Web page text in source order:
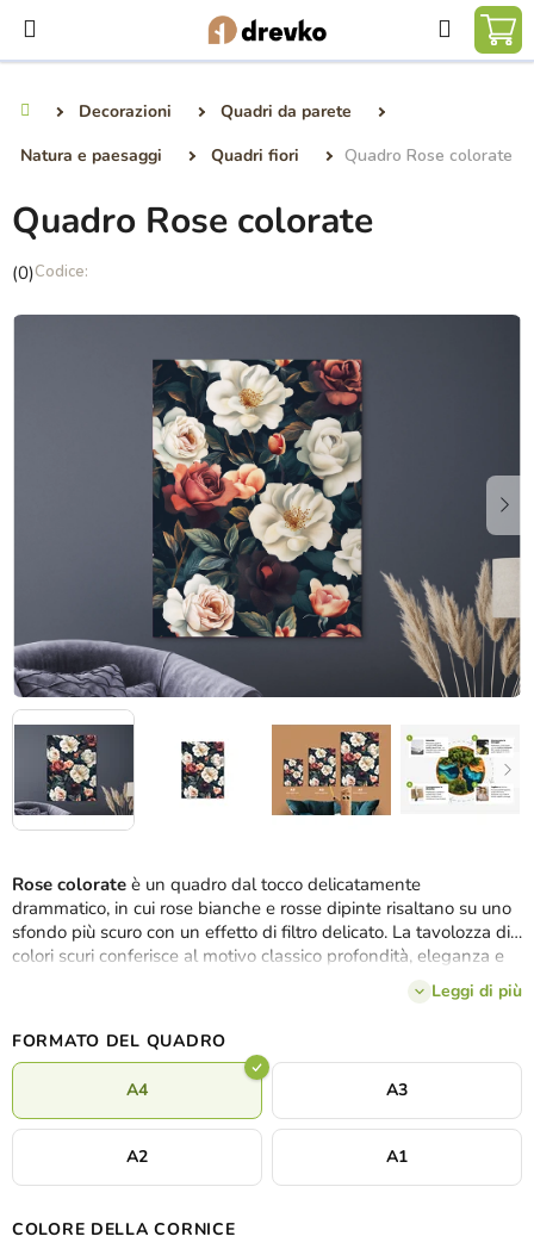
contenuto
Ricerca
Decorazioni
Quadri da parete
Natura e paesaggi
Quadri fiori Quadro Rose colorate
Rose colorate è un quadro dal tocco delicatamente
drammatico, in cui rose bianche e rosse dipinte risaltano su uno
sfondo più scuro con un effetto di filtro delicato. La tavolozza di
colori scuri conferisce al motivo classico profondità, eleganza e
un'atmosfera leggermente misteriosa. Si adatta perfettamente
alla camera da letto, alla biblioteca o agli interni con elementi
Leggi di più
FORMATO DEL QUADRO
A4 A3
A2 A1
COLORE DELLA CORNICE
Quadro Rose colorate
La
media
(0)